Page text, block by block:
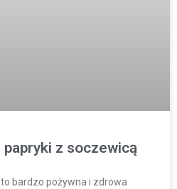
z soczewicą
bardzo pożywna i zdrowa